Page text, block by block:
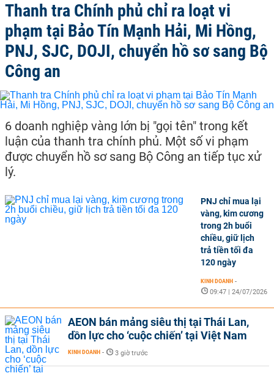
Thanh tra Chính phủ chỉ ra loạt vi
phạm tại Bảo Tín Mạnh Hải, Mi Hồng,
PNJ, SJC, DOJI, chuyển hồ sơ sang Bộ
Công an
6 doanh nghiệp vàng lớn bị "gọi tên" trong kết
luận của thanh tra chính phủ. Một số vi phạm
được chuyển hồ sơ sang Bộ Công an tiếp tục xử
lý.
PNJ chỉ mua lại
vàng, kim cương
trong 2h buổi
chiều, giữ lịch
trả tiền tối đa
120 ngày
KINH DOANH -
09:47 | 24/07/2026
AEON bán mảng siêu thị tại Thái Lan,
dồn lực cho ‘cuộc chiến’ tại Việt Nam
KINH DOANH - 3 giờ trước